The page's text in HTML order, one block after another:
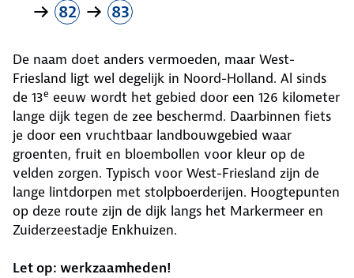
82
83
De naam doet anders vermoeden, maar West-
Friesland ligt wel degelijk in Noord-Holland. Al sinds
de 13e eeuw wordt het gebied door een 126 kilometer
lange dijk tegen de zee beschermd. Daarbinnen fiets
je door een vruchtbaar landbouwgebied waar
groenten, fruit en bloembollen voor kleur op de
velden zorgen. Typisch voor West-Friesland zijn de
lange lintdorpen met stolpboerderijen. Hoogtepunten
op deze route zijn de dijk langs het Markermeer en
Zuiderzeestadje Enkhuizen.
Let op: werkzaamheden!